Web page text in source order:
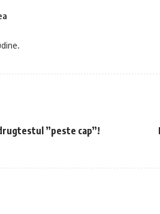
”peste cap”!